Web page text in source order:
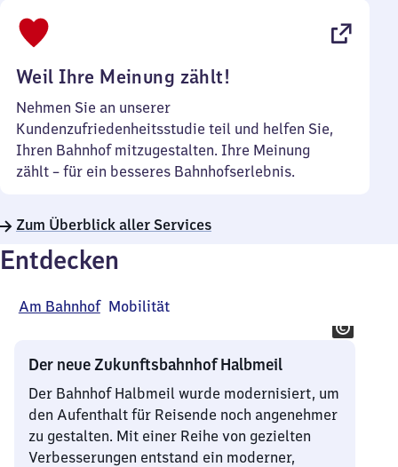
Weil Ihre Meinung zählt!
Nehmen Sie an unserer
Kundenzufriedenheitsstudie teil und helfen Sie,
Ihren Bahnhof mitzugestalten. Ihre Meinung
zählt – für ein besseres Bahnhofserlebnis.
Zum Überblick aller Services
Entdecken
Am Bahnhof Mobilität
Der neue Zukunftsbahnhof Halbmeil
Der Bahnhof Halbmeil wurde modernisiert, um
den Aufenthalt für Reisende noch angenehmer
zu gestalten. Mit einer Reihe von gezielten
Verbesserungen entstand ein moderner,